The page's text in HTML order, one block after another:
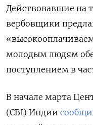
Действовавшие на
вербовщики
молодым людям
поступлением в
В начале марта
(CBI) Индии